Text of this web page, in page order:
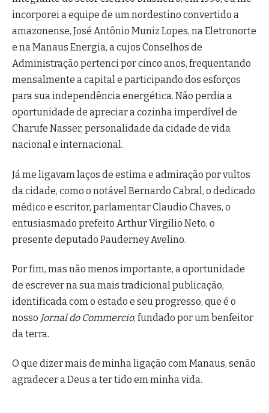
incorporei a equipe de um nordestino convertido a
amazonense, José Antônio Muniz Lopes, na Eletronorte
e na Manaus Energia, a cujos Conselhos de
Administração pertenci por cinco anos, frequentando
mensalmente a capital e participando dos esforços
para sua independência energética. Não perdia a
oportunidade de apreciar a cozinha imperdível de
Charufe Nasser, personalidade da cidade de vida
nacional e internacional.
Já me ligavam laços de estima e admiração por vultos
da cidade, como o notável Bernardo Cabral, o dedicado
médico e escritor, parlamentar Claudio Chaves, o
entusiasmado prefeito Arthur Virgílio Neto, o
presente deputado Pauderney Avelino.
Por fim, mas não menos importante, a oportunidade
de escrever na sua mais tradicional publicação,
identificada com o estado e seu progresso, que é o
nosso Jornal do Commercio, fundado por um benfeitor
da terra.
O que dizer mais de minha ligação com Manaus, senão
agradecer a Deus a ter tido em minha vida.